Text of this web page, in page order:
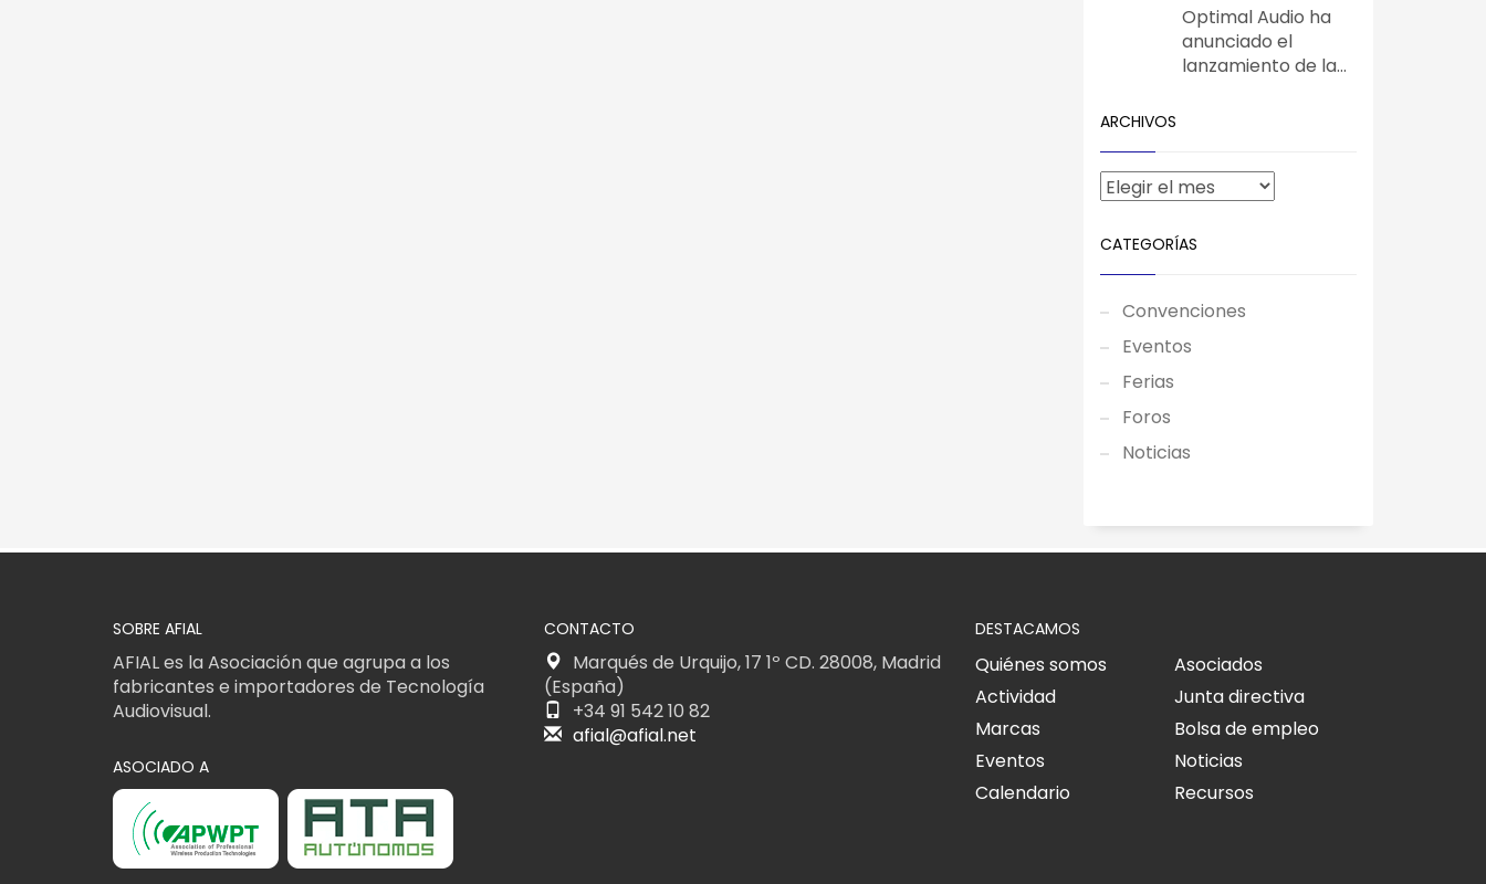
Optimal Audio ha
anunciado el
lanzamiento de la...
ARCHIVOS
CATEGORÍAS
Convenciones
Eventos
Ferias
Foros
Noticias
SOBRE AFIAL
AFIAL es la Asociación que agrupa a los
fabricantes e importadores de Tecnología
Audiovisual.
ASOCIADO A
CONTACTO
Marqués de Urquijo, 17 1º CD. 28008, Madrid
(España)
+34 91 542 10 82
afial@afial.net
DESTACAMOS
Quiénes somos
Asociados
Actividad
Junta directiva
Marcas
Bolsa de empleo
Eventos
Noticias
Calendario
Recursos